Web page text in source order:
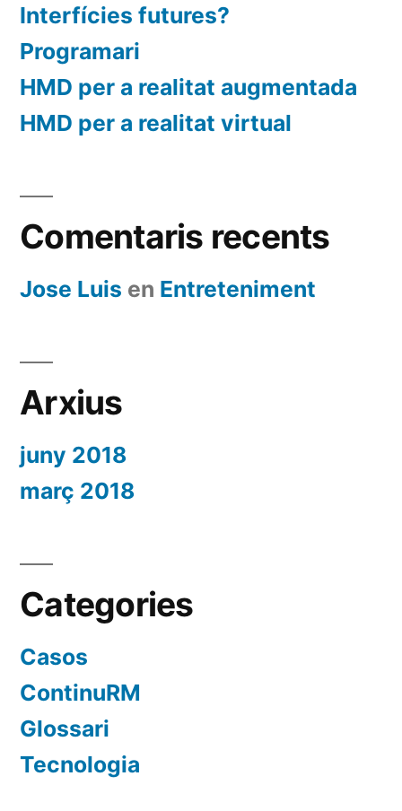
Interfícies futures?
Programari
HMD per a realitat augmentada
HMD per a realitat virtual
Comentaris recents
Jose Luis en Entreteniment
Arxius
juny 2018
març 2018
Categories
Casos
ContinuRM
Glossari
Tecnologia